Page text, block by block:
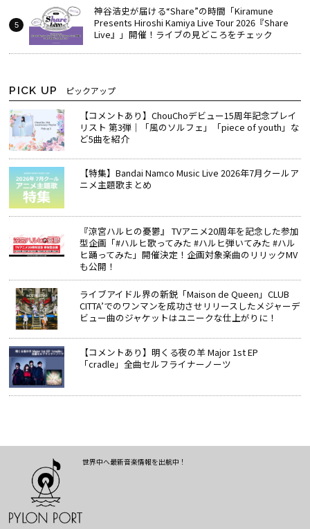
神谷浩史が届ける“Share”の時間――「Kiramune
Presents Hiroshi Kamiya Live Tour 2026『Share
Live』」開催！ライブの見どころをチェック
PICK UP ピックアップ
【コメントあり】ChouChoデビュー15周年記念プレイ
リスト 第3弾｜「風のソルフェ」「piece of youth」な
ど5曲を紹介
【特集】Bandai Namco Music Live 2026年7月クールア
ニメ主題歌まとめ
『涼宮ハルヒの憂鬱』 TVアニメ20周年を記念した参加
型企画「#ハルヒ歌ってみた #ハルヒ弾いてみた #ハル
ヒ踊ってみた」開催決定！企画対象楽曲のリリックMV
も公開！
ライブアイドル界の新鋭「Maison de Queen」CLUB
CITTA’でのワンマンを成功させリリースしたメジャーデ
ビュー曲のジャケットはユニークな仕上がりに！
【コメントあり】明くる夜の羊 Major 1st EP
「cradle」全曲セルフライナーノーツ
世界中へ最新音楽情報を出航中！